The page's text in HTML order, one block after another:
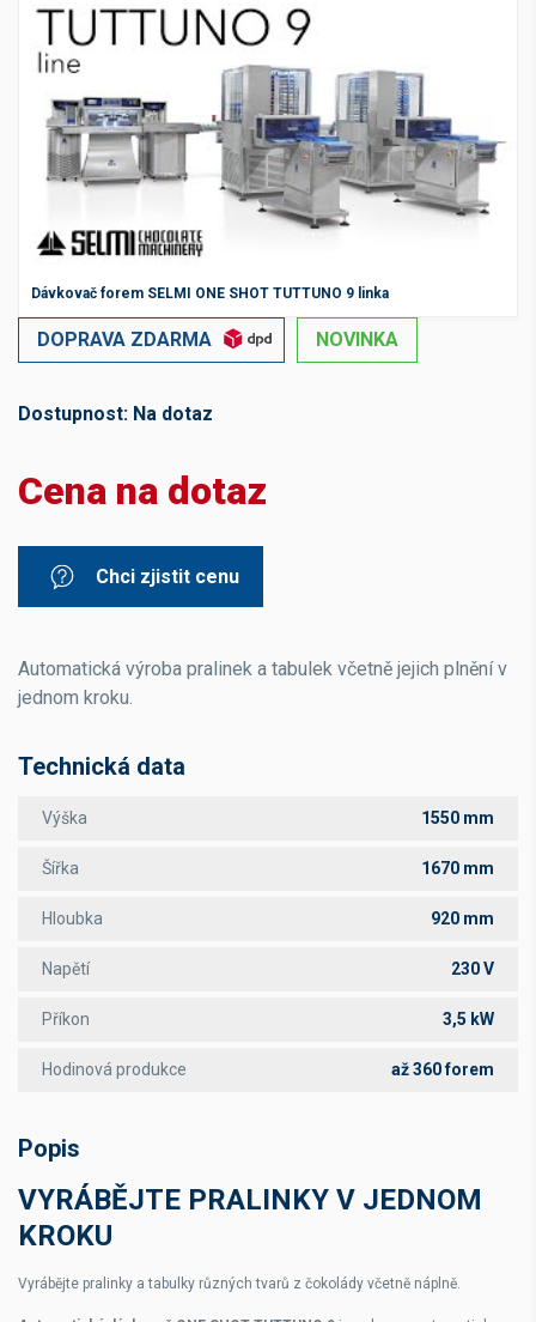
Dávkovač forem SELMI ONE SHOT TUTTUNO 9 linka
DOPRAVA ZDARMA NOVINKA
Dostupnost: Na dotaz
Cena na dotaz
Chci zjistit cenu
Automatická výroba pralinek a tabulek včetně jejich plnění v
jednom kroku.
Technická data
Výška 1550 mm
Šířka 1670 mm
Hloubka 920 mm
Napětí 230 V
Příkon 3,5 kW
Hodinová produkce až 360 forem
Popis
VYRÁBĚJTE PRALINKY V JEDNOM
KROKU
Vyrábějte pralinky a tabulky různých tvarů z čokolády včetně náplně.